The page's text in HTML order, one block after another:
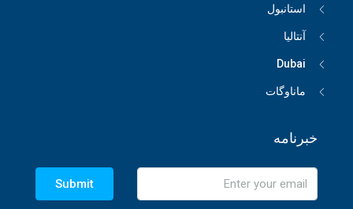
استانبول
آنتالیا
Dubai
ماناوگات
خبرنامه
Submit